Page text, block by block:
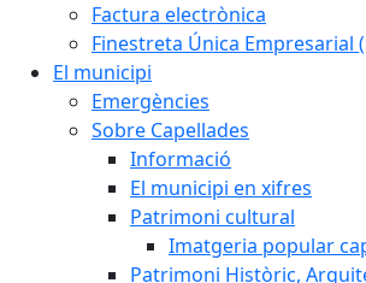
Factura electrònica
Finestreta Única Empresarial
El municipi
Emergències
Sobre Capellades
Informació
El municipi en xifres
Patrimoni cultural
Imatgeria popular
Patrimoni Històric,